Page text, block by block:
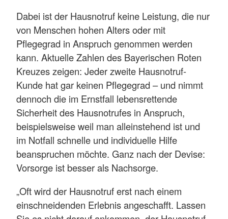
Dabei ist der Hausnotruf keine Leistung, die nur
von Menschen hohen Alters oder mit
Pflegegrad in Anspruch genommen werden
kann. Aktuelle Zahlen des Bayerischen Roten
Kreuzes zeigen: Jeder zweite Hausnotruf-
Kunde hat gar keinen Pflegegrad – und nimmt
dennoch die im Ernstfall lebensrettende
Sicherheit des Hausnotrufes in Anspruch,
beispielsweise weil man alleinstehend ist und
im Notfall schnelle und individuelle Hilfe
beanspruchen möchte. Ganz nach der Devise:
Vorsorge ist besser als Nachsorge.
„Oft wird der Hausnotruf erst nach einem
einschneidenden Erlebnis angeschafft. Lassen